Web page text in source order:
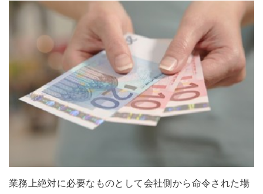
業務上絶対に必要なものとして会社側から命令された場